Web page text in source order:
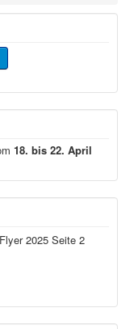
18. bis 22. April